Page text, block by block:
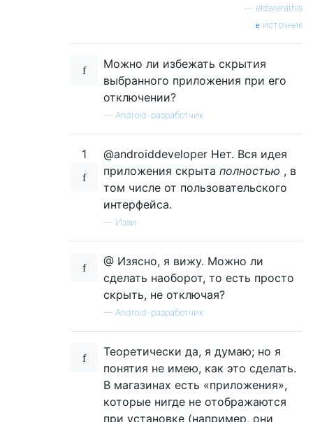
eldarerathis
источник
Можно ли избежать скрытия
выбранного приложения при его
отключении?
— Android-разработчик
1
@androiddeveloper Нет. Вся идея
приложения скрыта полностью , в
том числе от пользовательского
интерфейса.
— Иззи
@ Изясно, я вижу. Можно ли
сделать наоборот, то есть просто
скрыть, не отключая?
— Android-разработчик
Теоретически да, я думаю; но я
понятия не имею, как это сделать.
В магазинах есть «приложения»,
которые нигде не отображаются
при установке (например, они